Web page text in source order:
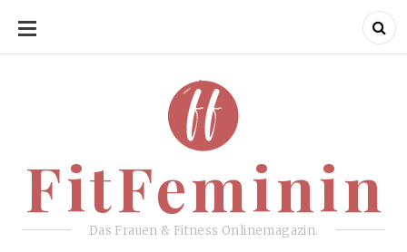
SKIP
CONTENT
FitFeminin
Das Frauen & Fitness Onlinemagazin.
FitFeminin